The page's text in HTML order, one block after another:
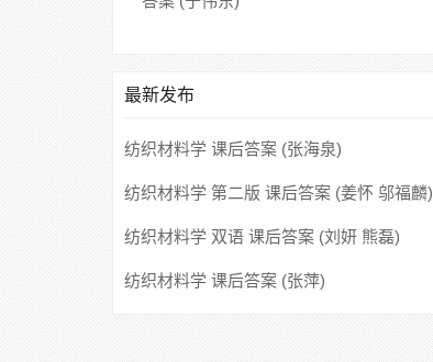
最新发布
纺织材料学 课后答案 (张海泉)
纺织材料学 第二版 课后答案 (姜怀 邬福麟)
纺织材料学 双语 课后答案 (刘妍 熊磊)
纺织材料学 课后答案 (张萍)